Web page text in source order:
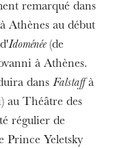
remarqué dans
Athènes au début
Idoménée(de
à Athènes.
dansFalstaffà
au Théâtre des
régulier de
Prince Yeletsky